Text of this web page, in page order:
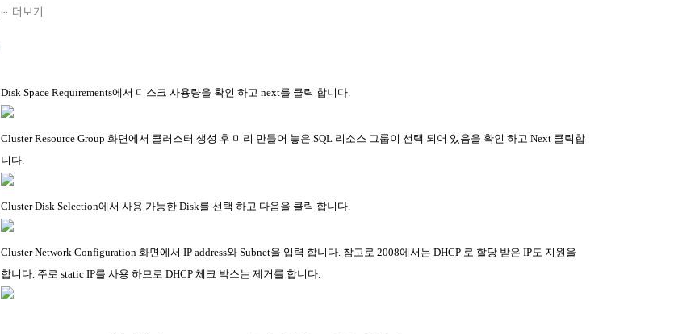
더보기
Disk Space Requirements에서 디스크 사용량을 확인 하고 next를 클릭 합니다.
Cluster Resource Group 화면에서 클러스터 생성 후 미리 만들어 놓은 SQL 리소스 그룹이 선택 되어 있음을 확인 하고 Next 클릭합
니다.
Cluster Disk Selection에서 사용 가능한 Disk를 선택 하고 다음을 클릭 합니다.
Cluster Network Configuration 화면에서 IP address와 Subnet을 입력 합니다. 참고로 2008에서는 DHCP 로 할당 받은 IP도 지원을
합니다. 주로 static IP를 사용 하므로 DHCP 체크 박스는 제거를 합니다.